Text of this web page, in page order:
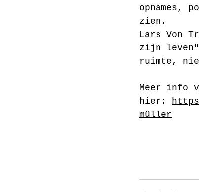
opnames,
zien.
Lars Von
zijn
ruimte,
Meer info
hier:
müller